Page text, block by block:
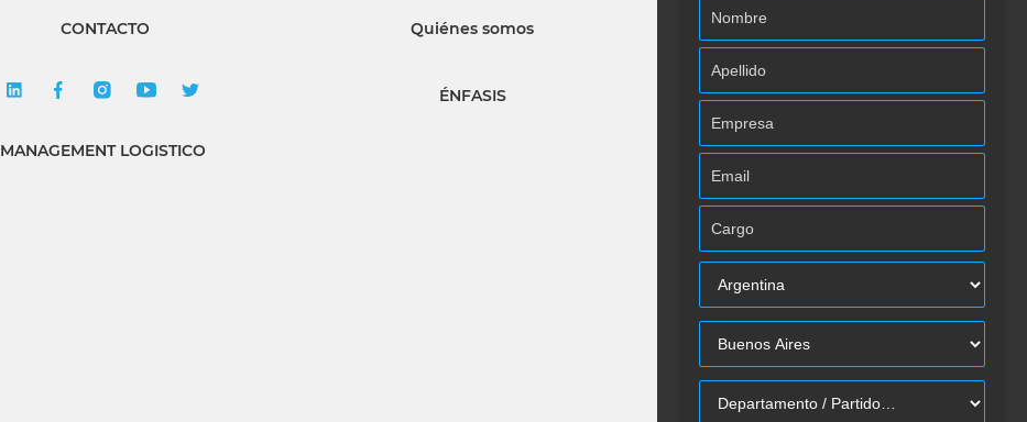
CONTACTO
MANAGEMENT LOGISTICO
Quiénes somos
ÉNFASIS